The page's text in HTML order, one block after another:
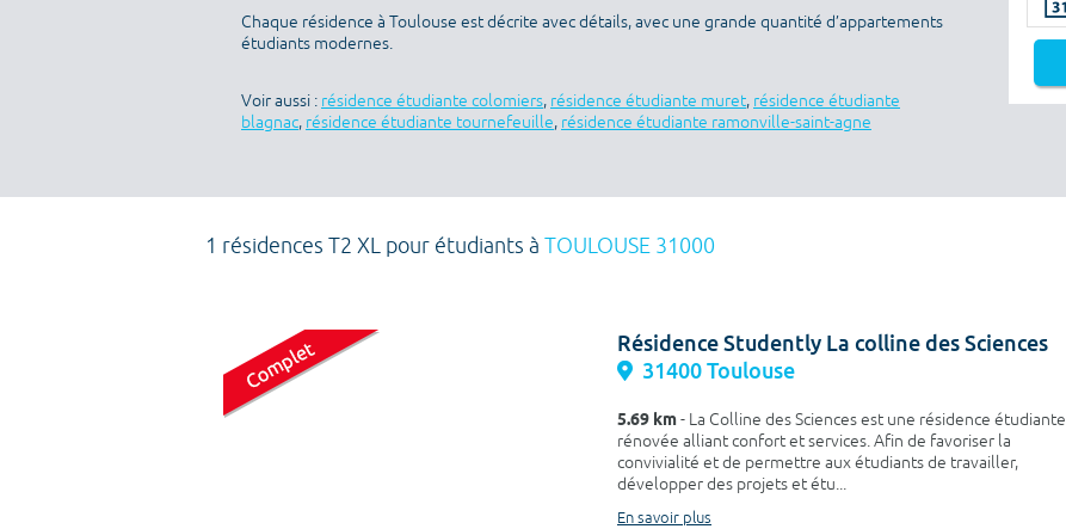
Chaque résidence à Toulouse est décrite avec détails, avec une grande quantité d’appartements
étudiants modernes.
Voir aussi : résidence étudiante colomiers, résidence étudiante muret, résidence étudiante
blagnac, résidence étudiante tournefeuille, résidence étudiante ramonville-saint-agne
1 résidences T2 XL pour étudiants à TOULOUSE 31000
Résidence Studently La colline des Sciences
31400 Toulouse
5.69 km- La Colline des Sciences est une résidence étudiante
rénovée alliant confort et services. Afin de favoriser la
convivialité et de permettre aux étudiants de travailler,
développer des projets et étu...
En savoir plus